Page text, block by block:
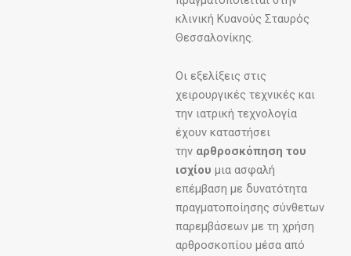
κλινική Κυανούς Σταυρός
Θεσσαλονίκης.
Οι εξελίξεις στις
χειρουργικές τεχνικές και
την ιατρική τεχνολογία
έχουν καταστήσει
την αρθροσκόπηση του
ισχίου μια ασφαλή
επέμβαση με δυνατότητα
πραγματοποίησης σύνθετων
παρεμβάσεων με τη χρήση
αρθροσκοπίου μέσα από